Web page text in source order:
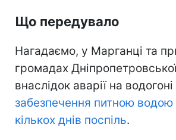
Що передувало
Нагадаємо, у Марганці та
громадах
внаслідок аварії на водогоні
забезпечення питною водою
кількох днів поспіль.